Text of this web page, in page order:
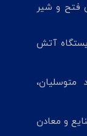
فتح و شیر
آتش
متوسلیان،
و معادن